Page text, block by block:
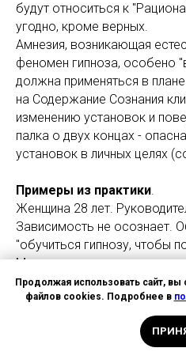
будут относиться к
угодно, кроме верных.
Амнезия, возникающая
феномен гипноза, особено
должна применяться в
на Содержание Сознания
изменению установок и
палка о двух концах -
установок в личных целях
Примеры из практики.
Женщина 28 лет.
Зависимость не осознает.
"обучиться гипнозу, чтобы
Мужчина, к которому она
любовь" женат, проживает
ни о ком другом не может и
хотя привлекательна и есть
Посылает ему подарки,
Продолжая использовать сайт, вы
файлов cookies. Подробнее в